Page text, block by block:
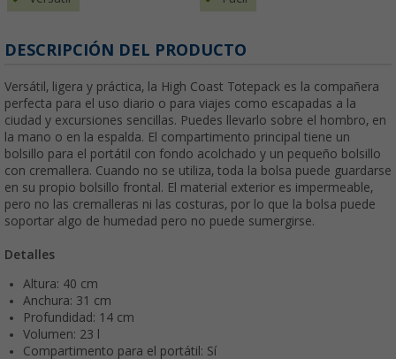
DESCRIPCIÓN DEL PRODUCTO
Versátil, ligera y práctica, la High Coast Totepack es la compañera
perfecta para el uso diario o para viajes como escapadas a la
ciudad y excursiones sencillas. Puedes llevarlo sobre el hombro, en
la mano o en la espalda. El compartimento principal tiene un
bolsillo para el portátil con fondo acolchado y un pequeño bolsillo
con cremallera. Cuando no se utiliza, toda la bolsa puede guardarse
en su propio bolsillo frontal. El material exterior es impermeable,
pero no las cremalleras ni las costuras, por lo que la bolsa puede
soportar algo de humedad pero no puede sumergirse.
Detalles
Altura: 40 cm
Anchura: 31 cm
Profundidad: 14 cm
Volumen: 23 l
Compartimento para el portátil: Sí